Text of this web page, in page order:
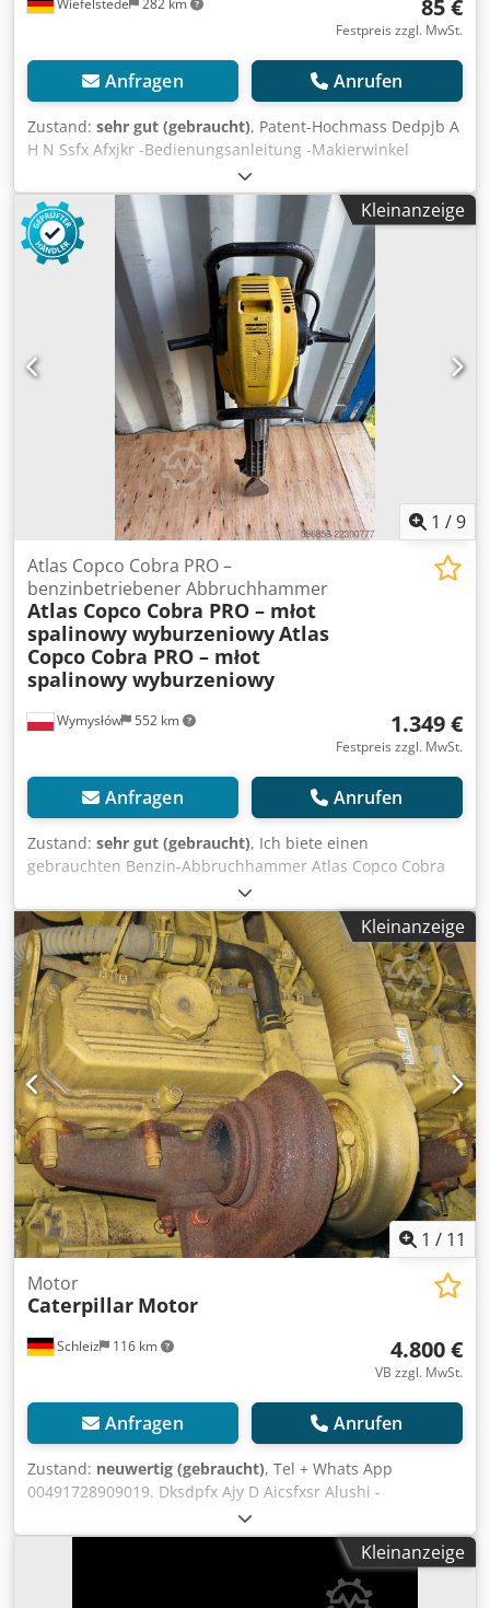
vorbehalten.
85 €
Festpreis zzgl. MwSt.
Anfragen Anrufen
Zustand: sehr gut (gebraucht), Patent-Hochmass Dedpjb A
H N Ssfx Afxjkr -Bedienungsanleitung -Makierwinkel
Kleinanzeige
1 /9
Wymysłów 552 km
Atlas Copco Cobra PRO –
benzinbetriebener Abbruchhammer
Atlas Copco Cobra PRO – młot
spalinowy wyburzeniowyAtlas
Copco Cobra PRO – młot
spalinowy wyburzeniowy
1.349 €
Festpreis zzgl. MwSt.
Anfragen Anrufen
Zustand: sehr gut (gebraucht), Ich biete einen
gebrauchten Benzin-Abbruchhammer Atlas Copco Cobra
PRO an. Das Gerät stammt aus dem Jahr 2014 und wurde
in Schweden hergestellt. Das Modell Cobra PRO ist ein
professioneller Benzin-Abbruchhammer, der für Bau-,
Straßen- und Abbrucharbeiten konzipiert ist. Er benötigt
weder eine elektrische Stromversorgung noch einen
Kompressor, was ihn ideal für den Einsatz im Freien
macht. Der optische Zustand entspricht den Fotos –
normale Gebrauchsspuren, Kratzer und Abrieb.
Ausgestattet mit einem Arbeitsmeißel. Daten:
Dodpozkwdljfx Afxskr Hersteller: Atlas Copco Modell: Cobra
PRO Baujahr: 2014 Herstellungsland: Schweden Antrieb: 2-
Takt-Benzinmotor Anwendungsbereich: Beton-, Asphalt-,
Straßen- und Erdarbeiten Mobile Bauweise – benötigt
keinen Kompressor oder Netzanschluss.
Kleinanzeige
1 / 11
Schleiz 116 km
Motor
Caterpillar Motor
4.800 €
VB zzgl. MwSt.
Anfragen Anrufen
Zustand: neuwertig (gebraucht), Tel + Whats App
00491728909019. Dksdpfx Ajy D Aicsfxsr Alushi -
Industriestr 28 - 07907 Schleiz
Kleinanzeige